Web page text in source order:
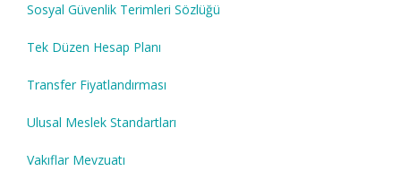
Sosyal Güvenlik Terimleri Sözlüğü
Tek Düzen Hesap Planı
Transfer Fiyatlandırması
Ulusal Meslek Standartları
Vakıflar Mevzuatı